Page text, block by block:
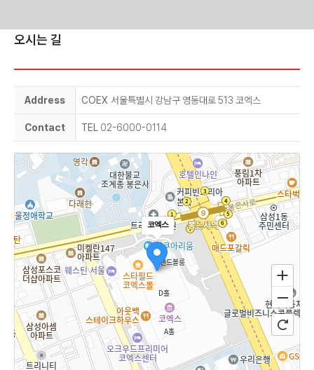
Skip
content
오시는 길
Address COEX 서울특별시 강남구 영동대로 513 코엑스
Contact TEL 02-6000-0114
코엑스